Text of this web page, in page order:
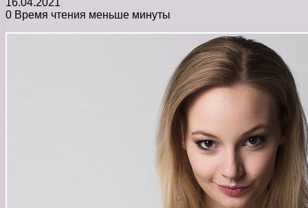
0 Время чтения меньше минуты